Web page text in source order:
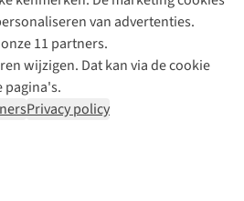
van advertenties.
11 partners.
wijzigen. Dat kan via de cookie
pagina's.
Privacy policy